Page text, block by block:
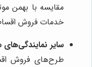
مقایسه با بهمن
خدمات فروش
سایر نمایندگی‌های
طرح‌های فروش